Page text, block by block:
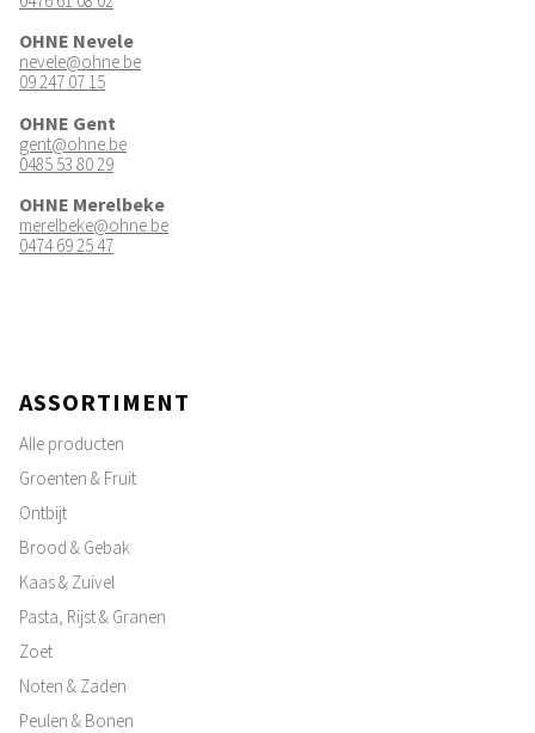
OHNE Nevele
nevele@ohne.be
09 247 07 15
OHNE Gent
gent@ohne.be
0485 53 80 29
OHNE Merelbeke
merelbeke@ohne.be
0474 69 25 47
ASSORTIMENT
Alle producten
Groenten & Fruit
Ontbijt
Brood & Gebak
Kaas & Zuivel
Pasta, Rijst & Granen
Zoet
Noten & Zaden
Peulen & Bonen